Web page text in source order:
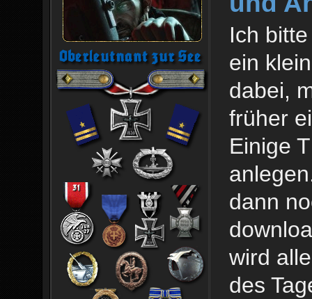
Ich
ein
dabei,
früher
Einige
dann
wird
des